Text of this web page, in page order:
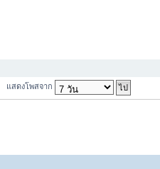
แสดงโพสจาก